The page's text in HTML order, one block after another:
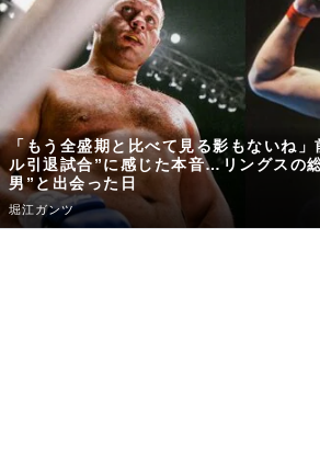
「もう全盛期と比べて見る影もないね
ル引退試合”に感じた本音…リングスの
男”と出会った日
堀江ガンツ